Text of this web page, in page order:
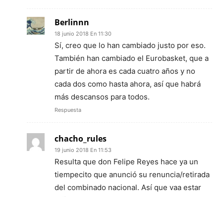
Berlinnn
18 junio 2018 En 11:30
Sí, creo que lo han cambiado justo por eso.
También han cambiado el Eurobasket, que a
partir de ahora es cada cuatro años y no
cada dos como hasta ahora, así que habrá
más descansos para todos.
Respuesta
chacho_rules
19 junio 2018 En 11:53
Resulta que don Felipe Reyes hace ya un
tiempecito que anunció su renuncia/retirada
del combinado nacional. Así que vaa estar